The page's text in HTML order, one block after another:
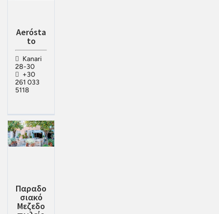
Aerósta
to
Kanari
28-30
+30
261 033
5118
Παραδο
σιακό
Μεζεδο